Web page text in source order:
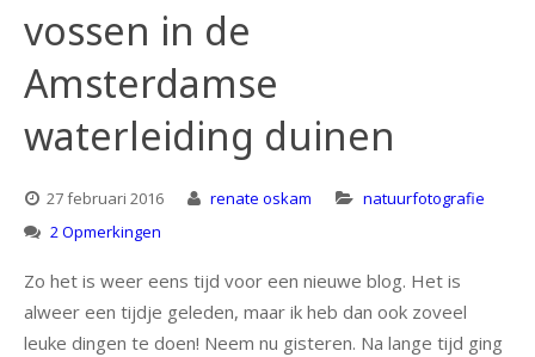
natuur
portret
architectuur
vossen in de
Amsterdamse
waterleiding duinen
27 februari 2016 renate oskam
natuurfotografie
2 Opmerkingen
Zo het is weer eens tijd voor een nieuwe blog. Het is
alweer een tijdje geleden, maar ik heb dan ook zoveel
leuke dingen te doen! Neem nu gisteren. Na lange tijd ging